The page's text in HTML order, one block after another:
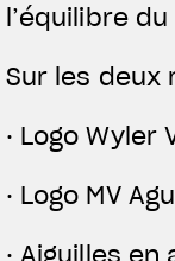
l’équilibre
Sur les deux
· Logo Wyler
· Logo MV